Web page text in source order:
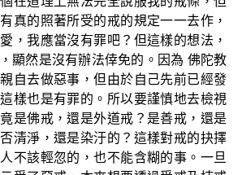
真的照著所受的戒的規定一一去作，
，我應當沒有罪吧？但這樣的想法，
顯然是沒有辦法倖免的。因為 佛陀教
自去做惡事，但由於自己先前已經發
樣也是有罪的。所以要謹慎地去檢視
是佛戒，還是外道戒？是善戒，還是
清淨，還是染汙的？這樣對戒的抉擇
不該輕忽的，也不能含糊的事。一旦